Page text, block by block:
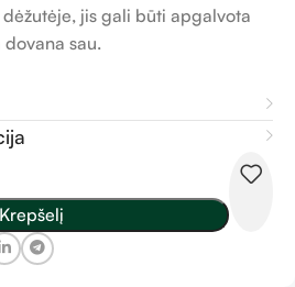
jis gali būti apgalvota
sau.